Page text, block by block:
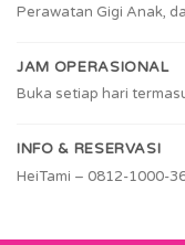
Perawatan Gigi Anak,
JAM OPERASIONAL
Buka setiap hari
INFO & RESERVASI
HeiTami – 0812-1000-